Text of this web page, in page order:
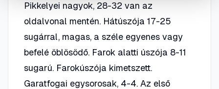
Pikkelyei nagyok, 28-32 van az
oldalvonal mentén. Hátúszója 17-25
sugárral, magas, a széle egyenes vagy
befelé öblösödő. Farok alatti úszója 8-11
sugarú. Farokúszója kimetszett.
Garatfogai egysorosak, 4-4. Az első